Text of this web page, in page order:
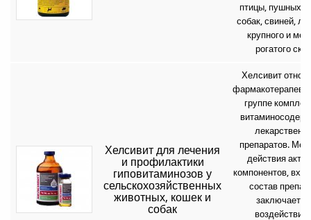
птицы, пушных
собак, свиней,
крупного и
рогатого
Хелсивит для лечения
и профилактики
гиповитаминозов у
сельскохозяйственных
животных, кошек и
собак
Хелсивит
группе
препаратов.
действия
компонентов,
состав
воздействии